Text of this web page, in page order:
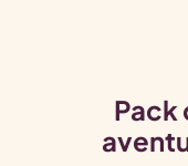
Pack